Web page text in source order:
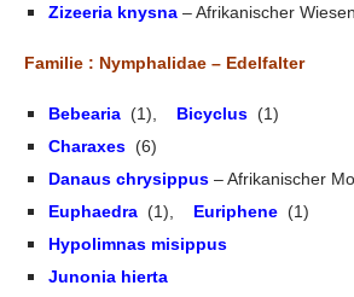
Zizeeria knysna – Afrikanischer
Familie : Nymphalidae – Edelfalter
Bebearia (1), Bicyclus (1)
Charaxes (6)
Danaus chrysippus – Afrikanischer
Euphaedra (1), Euriphene (1)
Hypolimnas misippus
Junonia hierta